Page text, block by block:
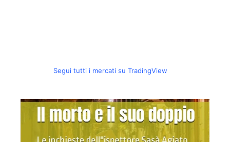
Segui tutti i mercati su TradingView